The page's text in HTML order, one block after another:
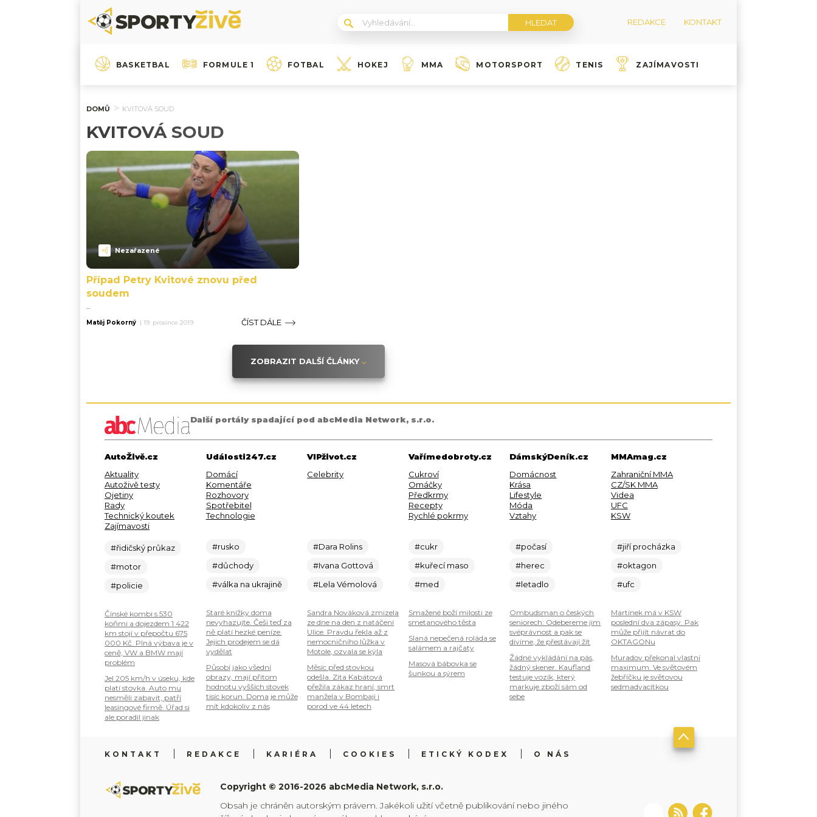
REDAKCE KONTAKT
BASKETBAL FORMULE 1 FOTBAL HOKEJ MMA MOTORSPORT TENIS ZAJÍMAVOSTI
DOMŮ KVITOVÁ SOUD
KVITOVÁ SOUD
Nezařazené
Případ Petry Kvitové znovu před
soudem
...
Matěj Pokorný | 19. prosince 2019 ČÍST DÁLE
ZOBRAZIT DALŠÍ ČLÁNKY
Další portály spadající pod abcMedia Network, s.r.o.
AutoŽivě.cz
Aktuality
Autoživě testy
Ojetiny
Rady
Technický koutek
Zajímavosti
#řidičský průkaz
#motor
#policie
Čínské kombi s 530
koňmi a dojezdem 1 422
km stojí v přepočtu 675
000 Kč. Plná výbava je v
ceně, VW a BMW mají
problém
Jel 205 km/h v úseku, kde
platí stovka. Auto mu
nesměli zabavit, patří
leasingové firmě. Úřad si
ale poradil jinak
Události247.cz
Domácí
Komentáře
Rozhovory
Spotřebitel
Technologie
#rusko
#důchody
#válka na ukrajině
Staré knížky doma
nevyhazujte. Češi teď za
ně platí hezké peníze.
Jejich prodejem se dá
vydělat
Působí jako všední
obrazy, mají přitom
hodnotu vyšších stovek
tisíc korun. Doma je může
mít kdokoliv z nás
VIPživot.cz
Celebrity
#Dara Rolins
#Ivana Gottová
#Lela Vémolová
Sandra Nováková zmizela
ze dne na den z natáčení
Ulice. Pravdu řekla až z
nemocničního lůžka v
Motole, ozvala se kýla
Měsíc před stovkou
odešla. Zita Kabátová
přežila zákaz hraní, smrt
manžela v Bombaji i
porod ve 44 letech
Vařímedobroty.cz
Cukroví
Omáčky
Předkrmy
Recepty
Rychlé pokrmy
#cukr
#kuřecí maso
#med
Smažené boží milosti ze
smetanového těsta
Slaná nepečená roláda se
salámem a rajčaty
Masová bábovka se
šunkou a sýrem
DámskýDeník.cz
Domácnost
Krása
Lifestyle
Móda
Vztahy
#počasí
#herec
#letadlo
Ombudsman o českých
seniorech: Odebereme jim
svéprávnost a pak se
divíme, že přestávají žít
Žádné vykládání na pás,
žádný skener. Kaufland
testuje vozík, který
markuje zboží sám od
sebe
MMAmag.cz
Zahraniční MMA
CZ/SK MMA
Videa
UFC
KSW
#jiří procházka
#oktagon
#ufc
Martínek má v KSW
poslední dva zápasy. Pak
může přijít návrat do
OKTAGONu
Muradov překonal vlastní
maximum. Ve světovém
žebříčku je světovou
sedmadvacítkou
KONTAKT REDAKCE KARIÉRA COOKIES ETICKÝ KODEX O NÁS
Copyright © 2016-2026 abcMedia Network, s.r.o.
Obsah je chráněn autorským právem. Jakékoli užití včetně publikování nebo jiného